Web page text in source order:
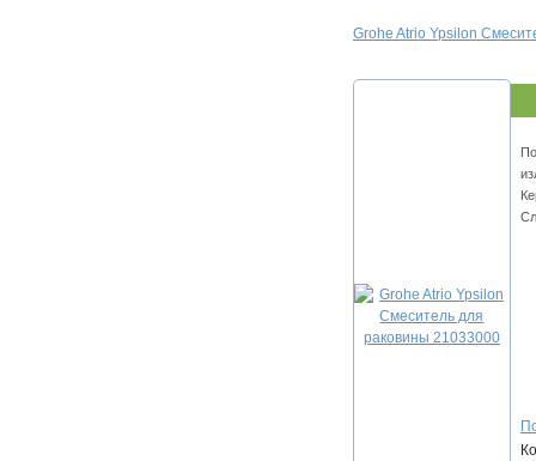
Grohe Atrio Ypsilon